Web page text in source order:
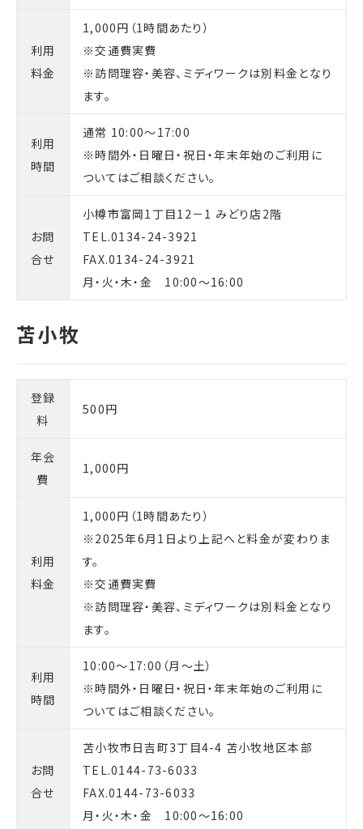
利用
料金
1,000円（1時間あたり）
※交通費実費
※訪問理容・美容、ミディワークは別料金となり
ます。
利用
時間
通常 10:00～17:00
※時間外・日曜日・祝日・年末年始のご利用に
ついてはご相談ください。
お問
合せ
小樽市富岡1丁目12－1 みどり店2階
TEL.0134-24-3921
FAX.0134-24-3921
月・火・木・金 10:00～16:00
登録
料
500円
年会
費
1,000円
利用
料金
1,000円（1時間あたり）
※2025年6月1日より上記へと料金が変わりま
す。
※交通費実費
※訪問理容・美容、ミディワークは別料金となり
ます。
利用
時間
10:00～17:00（月～土）
※時間外・日曜日・祝日・年末年始のご利用に
ついてはご相談ください。
お問
合せ
苫小牧市日吉町3丁目4-4 苫小牧地区本部
TEL.0144-73-6033
FAX.0144-73-6033
月・火・木・金 10:00～16:00